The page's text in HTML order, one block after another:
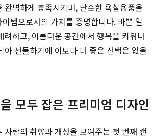
완벽하게 충족시키며, 단순한 욕실용품을
템으로서의 가치를 증명합니다. 바쁜 일
려하고, 아름다운 공간에서 행복을 키워나
아 선물하기에 이보다 더 좋은 선택은 없을
모두 잡은 프리미엄 디자인
사람의 취향과 개성을 보여주는 첫 번째 캔